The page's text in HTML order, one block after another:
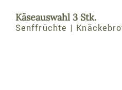
Käseauswahl 3 Stk.
Senffrüchte |